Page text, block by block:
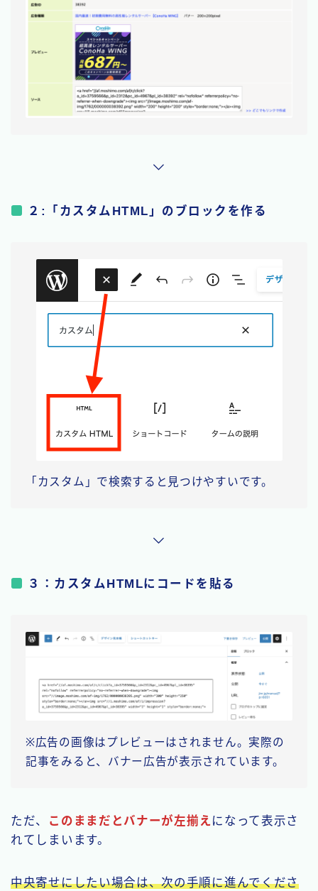
２:「カスタムHTML」のブロックを作る
「カスタム」で検索すると見つけやすいです。
３：カスタムHTMLにコードを貼る
※広告の画像はプレビューはされません。実際の
記事をみると、バナー広告が表示されています。
ただ、 このままだとバナーが左揃え になって表示さ
れてしまいます。
中央寄せにしたい場合は、次の手順に進んでくださ